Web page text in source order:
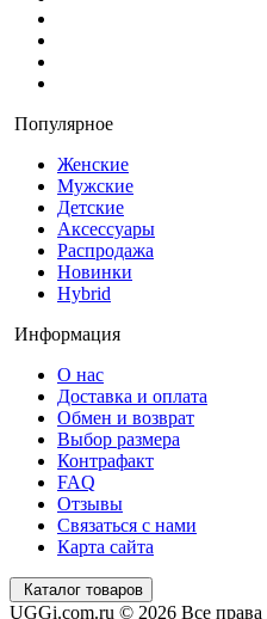
Популярное
Женские
Мужские
Детские
Аксессуары
Распродажа
Новинки
Hybrid
Информация
О нас
Доставка и оплата
Обмен и возврат
Выбор размера
Контрафакт
FAQ
Отзывы
Связаться с нами
Карта сайта
Каталог товаров
UGGi.com.ru © 2026 Все